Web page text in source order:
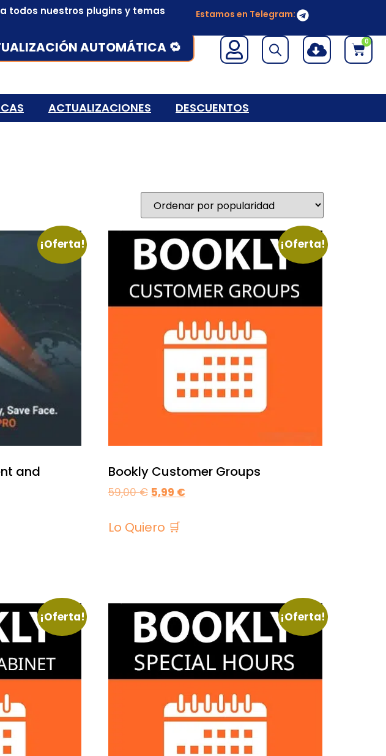
todos nuestros plugins y temas
Estamos en Telegram:
AUTOMÁTICA 🔁 0
ACTUALIZACIONES DESCUENTOS
¡Oferta!
and
¡Oferta!
Bookly Customer Groups
59,00€ 5,99 €
Lo Quiero 🛒
¡Oferta! ¡Oferta!